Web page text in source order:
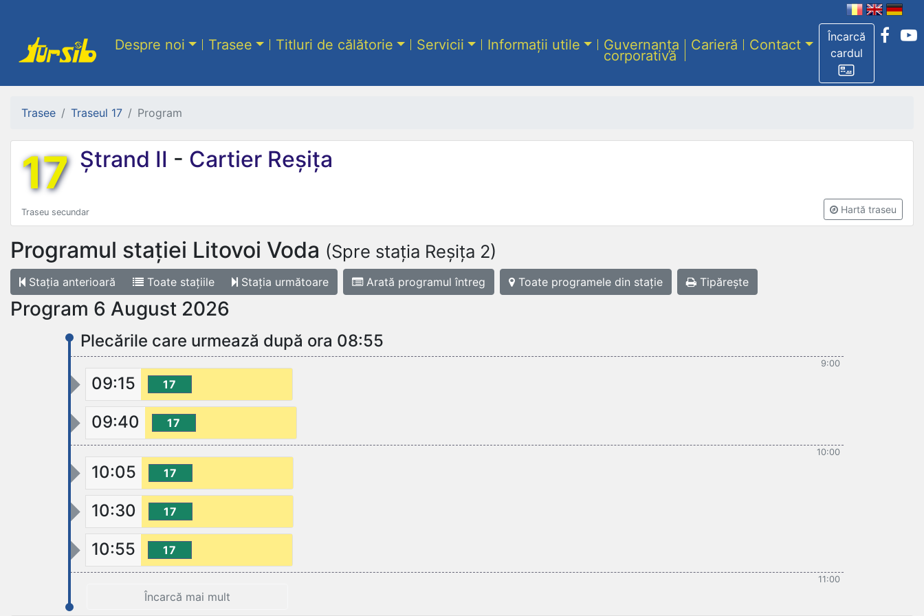
Încarcă
cardul
Despre noi Trasee Titluri de călătorie Servicii Informații utile Guvernanța
corporativă
Carieră Contact
Trasee Traseul 17 Program
17 Ștrand II - Cartier Reșița
Traseu secundar Hartă traseu
Programul stației Litovoi Voda (Spre stația Reșița 2)
Stația anterioară Toate stațiile Stația următoare Arată programul întreg Toate programele din stație Tipărește
Program 6 August 2026
Plecările care urmează după ora 08:55
9:00
09:15 17
09:40 17
10:00
10:05 17
10:30 17
10:55 17
11:00
Încarcă mai mult